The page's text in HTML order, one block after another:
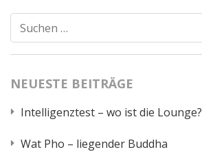
Suchen
nach:
NEUESTE BEITRÄGE
Intelligenztest – wo ist die Lounge?
Wat Pho – liegender Buddha